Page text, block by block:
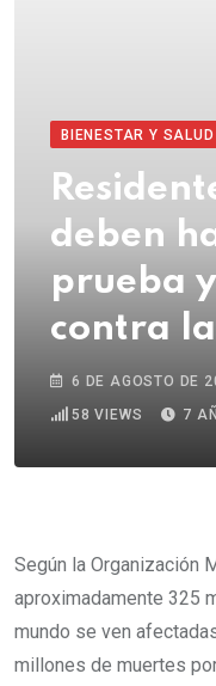
BIENESTAR Y SALUD
deben
prueba
contra
6 DE AGOSTO DE
58 VIEWS 7
Según la Organización
aproximadamente 325
mundo se ven
millones de muertes